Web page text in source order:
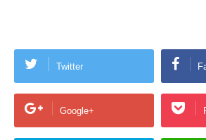
Twitter
Google+